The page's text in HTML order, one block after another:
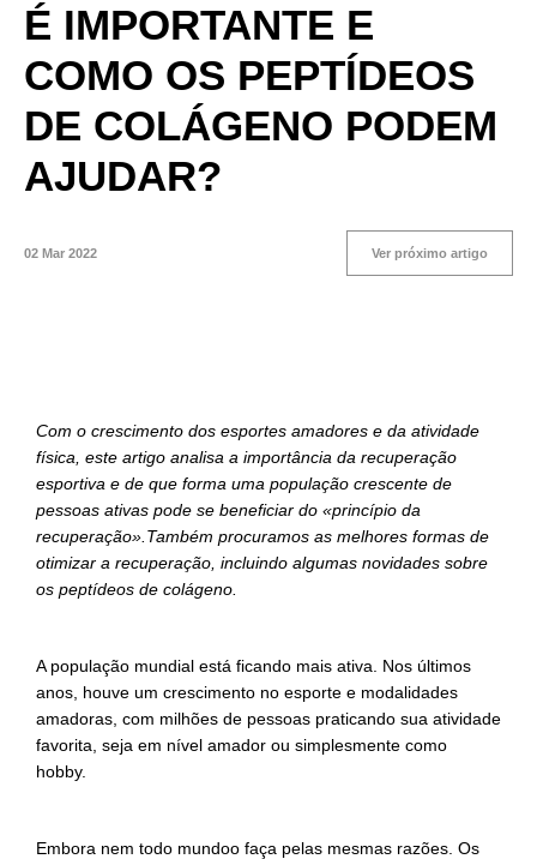
É IMPORTANTE E
COMO OS PEPTÍDEOS
DE COLÁGENO PODEM
AJUDAR?
02 Mar 2022 Ver próximo artigo
Com o crescimento dos esportes amadores e da atividade
física, este artigo analisa a importância da recuperação
esportiva e de que forma uma população crescente de
pessoas ativas pode se beneficiar do «princípio da
recuperação».Também procuramos as melhores formas de
otimizar a recuperação, incluindo algumas novidades sobre
os peptídeos de colágeno.
A população mundial está ficando mais ativa. Nos últimos
anos, houve um crescimento no esporte e modalidades
amadoras, com milhões de pessoas praticando sua atividade
favorita, seja em nível amador ou simplesmente como
hobby.
Embora nem todo mundoo faça pelas mesmas razões. Os